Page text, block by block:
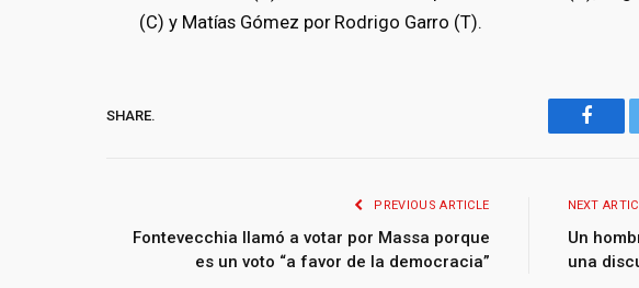
(C) y Matías Gómez por Rodrigo Garro (T).
SHARE.
PREVIOUS ARTICLE
Fontevecchia llamó a votar por Massa porque
es un voto “a favor de la democracia”
NEXT
Un
una